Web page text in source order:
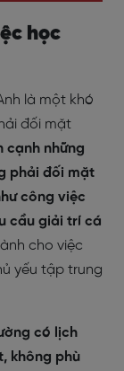
học
là một khó
đối mặt
cạnh những
phải đối mặt
công việc
cầu giải trí cá
cho việc
yếu tập trung
có lịch
không phù